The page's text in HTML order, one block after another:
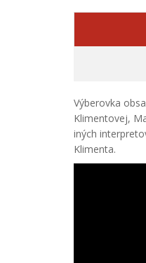
Výberovka
Klimentovej,
iných
Klimenta.